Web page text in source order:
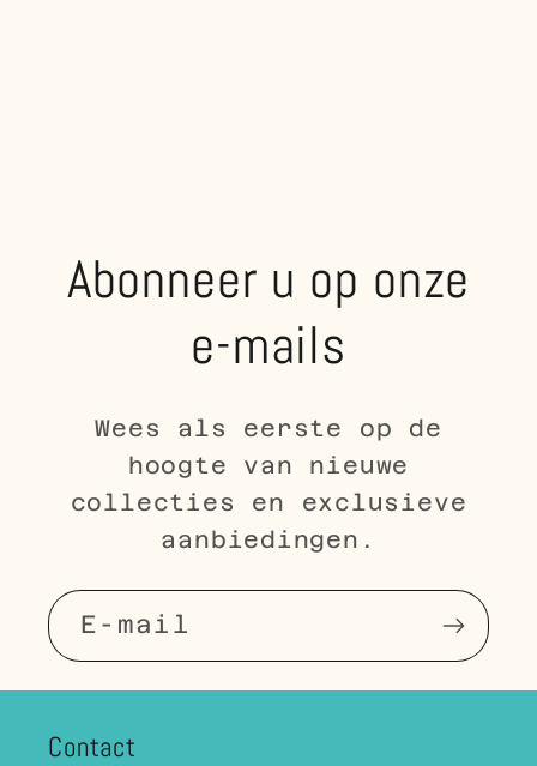
Abonneer u op onze
e-mails
Wees als eerste op de
hoogte van nieuwe
collecties en exclusieve
aanbiedingen.
E‑mail
Contact